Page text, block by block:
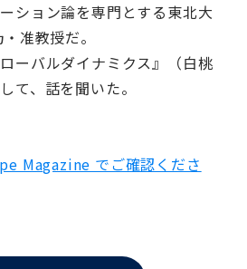
ション論を専門とする東北大
准教授だ。
ーバルダイナミクス』（白桃
て、話を聞いた。
Magazine でご確認くださ